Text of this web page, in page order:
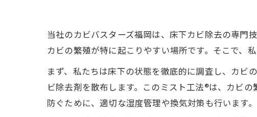
当社のカビバスターズ福岡は、床下カビ除去の専門
カビの繁殖が特に起こりやすい場所です。そこで、
まず、私たちは床下の状態を徹底的に調査し、カビ
ビ除去剤を散布します。このミスト工法®は、カビ
防ぐために、適切な湿度管理や換気対策も行います。